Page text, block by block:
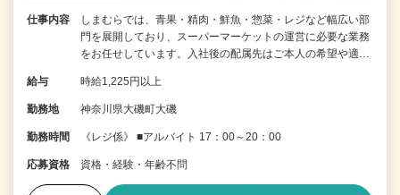
仕事内容
しまむらでは、青果・精肉・鮮魚・惣菜・レジなど幅広い部
門を展開しており、スーパーマーケットの運営に必要な業務
をお任せしています。入社後の配属先はご本人の希望や適…
給与 時給1,225円以上
勤務地 神奈川県大磯町大磯
勤務時間 《レジ係》 ■アルバイト 17：00～20：00
応募資格 資格・経験・年齢不問